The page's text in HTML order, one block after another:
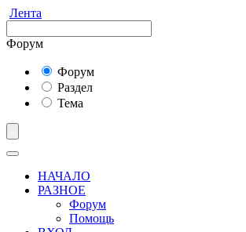
Лента
Форум
Форум
Раздел
Тема
НАЧАЛО
РАЗНОЕ
Форум
Помощь